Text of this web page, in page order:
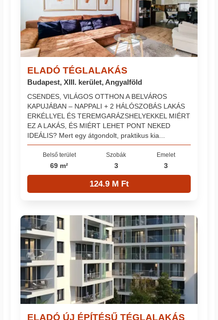
ELADÓ TÉGLALAKÁS
Budapest, XIII. kerület, Angyalföld
CSENDES, VILÁGOS OTTHON A BELVÁROS
KAPUJÁBAN – NAPPALI + 2 HÁLÓSZOBÁS LAKÁS
ERKÉLLYEL ÉS TEREMGARÁZSHELYEKKEL MIÉRT
EZ A LAKÁS, ÉS MIÉRT LEHET PONT NEKED
IDEÁLIS? Mert egy átgondolt, praktikus kia...
Belső terület
69 m²
Szobák
3
Emelet
3
124.9 M Ft
ELADÓ ÚJ ÉPÍTÉSŰ TÉGLALAKÁS